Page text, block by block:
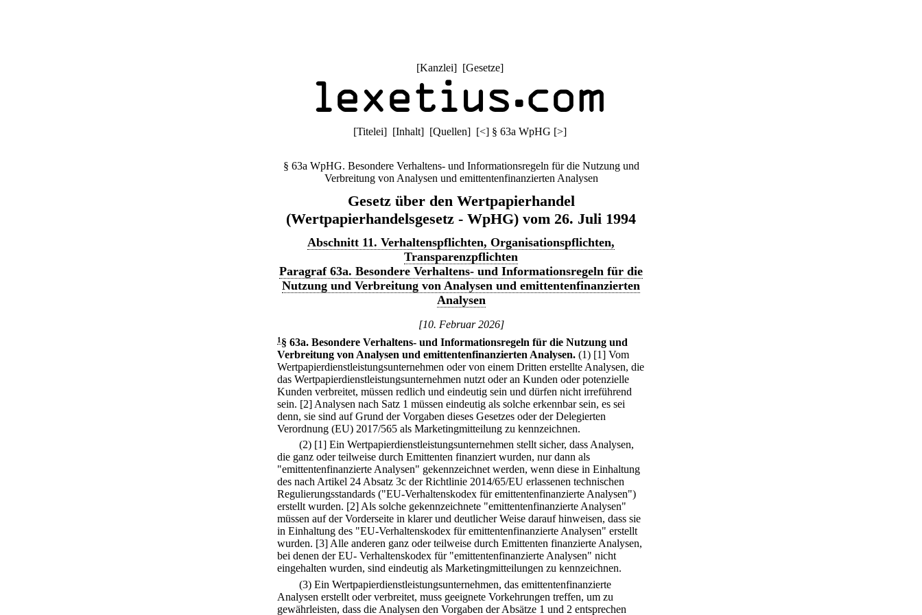
[Kanzlei] [Gesetze]
[Titelei] [Inhalt] [Quellen] [<] § 63a WpHG [>]
§ 63a WpHG. Besondere Verhaltens- und Informationsregeln für die Nutzung und
Verbreitung von Analysen und emittentenfinanzierten Analysen
Gesetz über den Wertpapierhandel
(Wertpapierhandelsgesetz - WpHG) vom 26. Juli 1994
Abschnitt 11. Verhaltenspflichten, Organisationspflichten,
Transparenzpflichten
Paragraf 63a. Besondere Verhaltens- und Informationsregeln für die
Nutzung und Verbreitung von Analysen und emittentenfinanzierten
Analysen
[10. Februar 2026]
1 § 63a. Besondere Verhaltens- und Informationsregeln für die Nutzung und
Verbreitung von Analysen und emittentenfinanzierten Analysen. (1) [1] Vom
Wertpapierdienstleistungsunternehmen oder von einem Dritten erstellte Analysen, die
das Wertpapierdienstleistungsunternehmen nutzt oder an Kunden oder potenzielle
Kunden verbreitet, müssen redlich und eindeutig sein und dürfen nicht irreführend
sein. [2] Analysen nach Satz 1 müssen eindeutig als solche erkennbar sein, es sei
denn, sie sind auf Grund der Vorgaben dieses Gesetzes oder der Delegierten
Verordnung (EU) 2017/565 als Marketingmitteilung zu kennzeichnen.
(2) [1] Ein Wertpapierdienstleistungsunternehmen stellt sicher, dass Analysen,
die ganz oder teilweise durch Emittenten finanziert wurden, nur dann als
"emittentenfinanzierte Analysen" gekennzeichnet werden, wenn diese in Einhaltung
des nach Artikel 24 Absatz 3c der Richtlinie 2014/65/EU erlassenen technischen
Regulierungsstandards ("EU-Verhaltenskodex für emittentenfinanzierte Analysen")
erstellt wurden. [2] Als solche gekennzeichnete "emittentenfinanzierte Analysen"
müssen auf der Vorderseite in klarer und deutlicher Weise darauf hinweisen, dass sie
in Einhaltung des "EU-Verhaltenskodex für emittentenfinanzierte Analysen" erstellt
wurden. [3] Alle anderen ganz oder teilweise durch Emittenten finanzierte Analysen,
bei denen der EU- Verhaltenskodex für "emittentenfinanzierte Analysen" nicht
eingehalten wurden, sind eindeutig als Marketingmitteilungen zu kennzeichnen.
(3) Ein Wertpapierdienstleistungsunternehmen, das emittentenfinanzierte
Analysen erstellt oder verbreitet, muss geeignete Vorkehrungen treffen, um zu
gewährleisten, dass die Analysen den Vorgaben der Absätze 1 und 2 entsprechen